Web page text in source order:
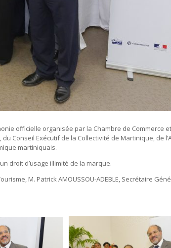
officielle organisée par la Chambre de Commerce
Conseil Exécutif de la Collectivité de Martinique, de
martiniquais.
droit d’usage illimité de la marque.
M. Patrick AMOUSSOU-ADEBLE, Secrétaire